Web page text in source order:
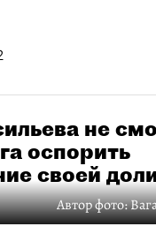
не
оспорить
своей
Автор фото: